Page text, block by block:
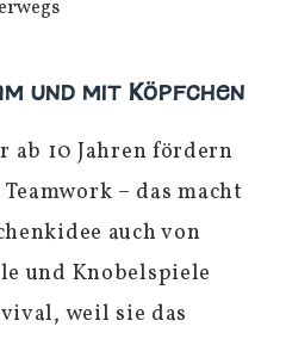
und mit Köpfchen
ab 10 Jahren fördern
– das macht
auch von
und Knobelspiele
weil sie das